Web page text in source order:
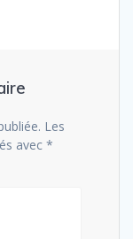
Les
avec *